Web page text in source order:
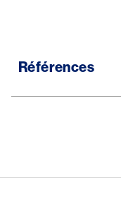
Références